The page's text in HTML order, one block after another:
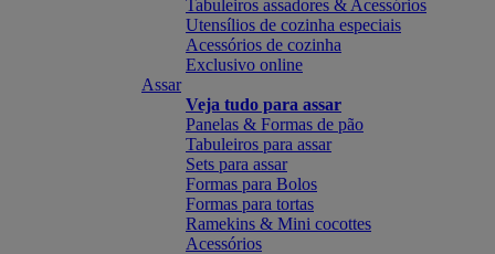
Tabuleiros assadores & Acessórios
Utensílios de cozinha especiais
Acessórios de cozinha
Exclusivo online
Assar
Veja tudo para assar
Panelas & Formas de pão
Tabuleiros para assar
Sets para assar
Formas para Bolos
Formas para tortas
Ramekins & Mini cocottes
Acessórios